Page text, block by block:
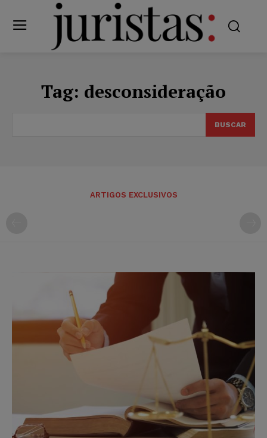
Tag: desconsideração
BUSCAR
ARTIGOS EXCLUSIVOS